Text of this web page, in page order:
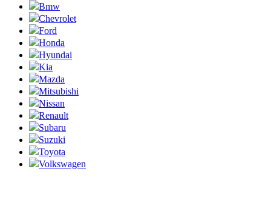
Bmw
Chevrolet
Ford
Honda
Hyundai
Kia
Mazda
Mitsubishi
Nissan
Renault
Subaru
Suzuki
Toyota
Volkswagen